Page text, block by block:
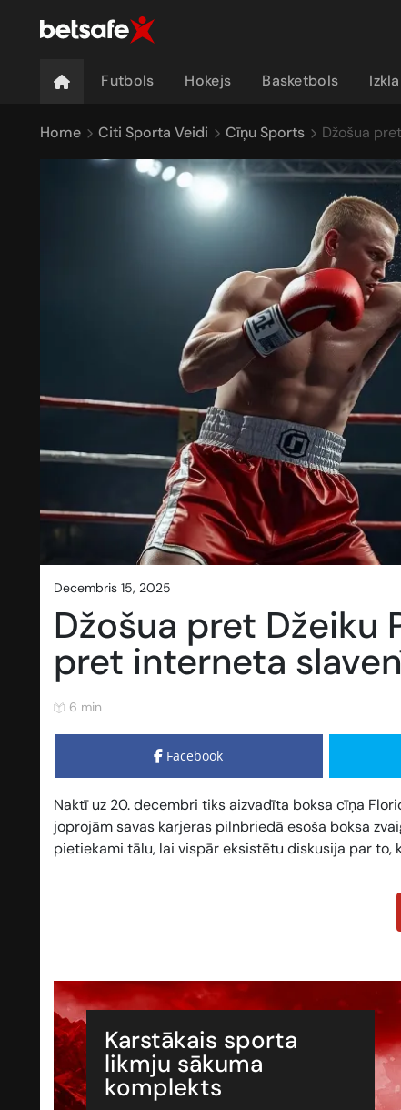
Futbols Hokejs Basketbols
Home Citi Sporta Veidi Cīņu Sports Džošua
decembris 15, 2025
Džošua pret Džeiku
pret interneta
6 min
Facebook
Naktī uz 20. decembri tiks aizvadīta boksa cīņa
joprojām savas karjeras pilnbriedā esoša boksa
pietiekami tālu, lai vispār eksistētu diskusija par to,
Karstākais sporta
likmju sākuma
komplekts